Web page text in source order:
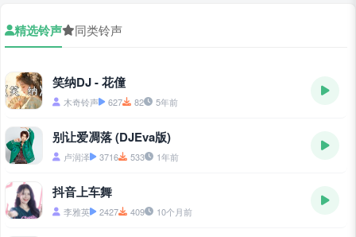
精选铃声 同类铃声
笑纳DJ - 花僮
木奇铃声 627 82 5年前
别让爱凋落 (DJEva版)
卢润泽 3716 533 1年前
抖音上车舞
李雅英 2427 409 10个月前